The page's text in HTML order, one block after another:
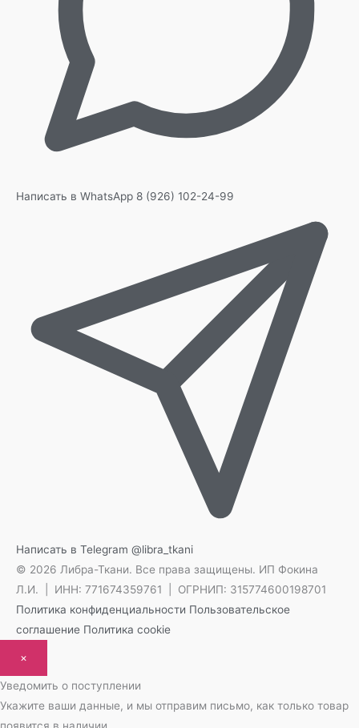
Написать в WhatsApp 8 (926) 102-24-99
Написать в Telegram @libra_tkani
© 2026 Либра-Ткани. Все права защищены. ИП Фокина
Л.И. | ИНН: 771674359761 | ОГРНИП: 315774600198701
Политика конфиденциальности Пользовательское
соглашение Политика cookie
×
Уведомить о поступлении
Укажите ваши данные, и мы отправим письмо, как только товар